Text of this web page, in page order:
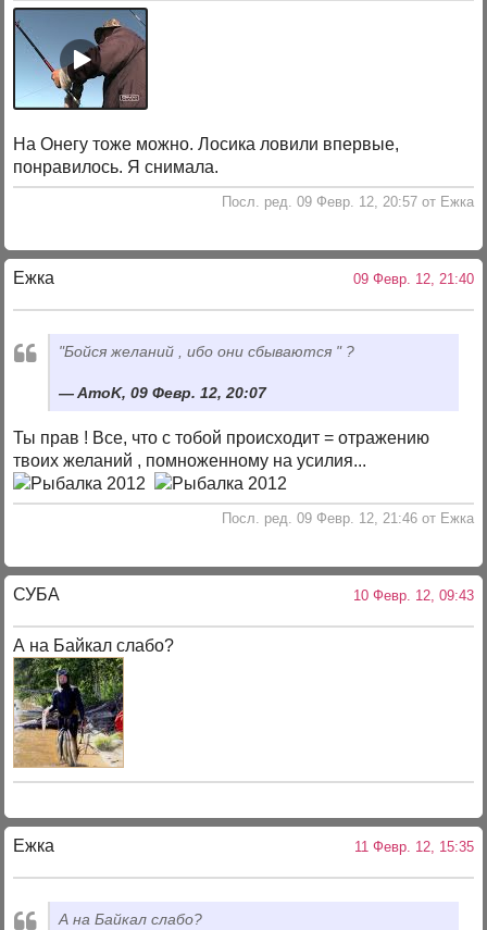
На Онегу тоже можно. Лосика ловили впервые,
понравилось. Я снимала.
Посл. ред. 09 Февр. 12, 20:57 от Ежка
Ежка 09 Февр. 12, 21:40
"Бойся желаний , ибо они сбываются " ?
AmoK, 09 Февр. 12, 20:07
Ты прав ! Все, что с тобой происходит = отражению
твоих желаний , помноженному на усилия...
Посл. ред. 09 Февр. 12, 21:46 от Ежка
СУБА 10 Февр. 12, 09:43
А на Байкал слабо?
Ежка 11 Февр. 12, 15:35
А на Байкал слабо?